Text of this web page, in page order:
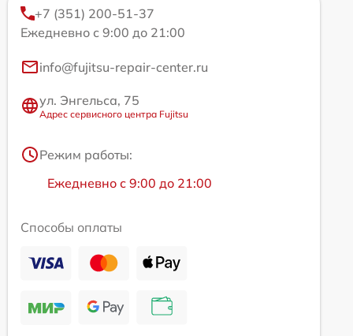
+7 (351) 200-51-37
Ежедневно с 9:00 до 21:00
info@fujitsu-repair-center.ru
ул. Энгельса, 75
Адрес сервисного центра Fujitsu
Режим работы:
Ежедневно с 9:00 до 21:00
Способы оплаты